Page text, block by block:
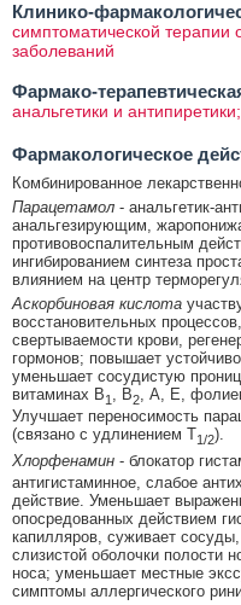
Клинико-
симптоматической терапии
заболеваний
Фармако-
анальгетики и
Фармакологическое
Комбинированное
Парацетамол - анальгетик-
анальгезирующим,
противовоспалительным
ингибированием синтеза
влиянием на центр
Аскорбиновая кислота
восстановительных
свертываемости крови,
гормонов; повышает
уменьшает сосудистую
витаминах B1 , B2, А, Е,
Улучшает переносимость
(связано с удлинением T1/2).
Хлорфенамин - блокатор
антигистаминное, слабое
действие. Уменьшает
опосредованных действием
капилляров, суживает
слизистой оболочки полости
носа; уменьшает местные
симптомы аллергического